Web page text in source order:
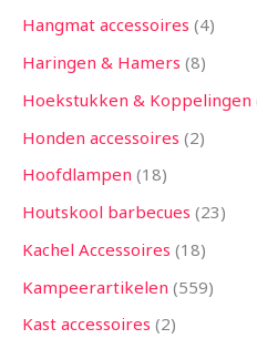
Hangmat accessoires 4
Haringen & Hamers 8
Hoekstukken & Koppelingen
Honden accessoires 2
Hoofdlampen 18
Houtskool barbecues 23
Kachel Accessoires 18
Kampeerartikelen 559
Kast accessoires 2